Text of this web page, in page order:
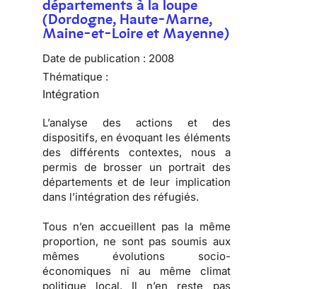
départements à la loupe
(Dordogne, Haute-Marne,
Maine-et-Loire et Mayenne)
Date de publication : 2008
Thématique :
Intégration
L’analyse des actions et des
dispositifs, en évoquant les éléments
des différents contextes, nous a
permis de brosser un portrait des
départementset de leur implication
dans l’intégration des réfugiés.
Tous n’en accueillent pas la même
proportion, ne sont pas soumis aux
mêmes évolutions socio-
économiques ni au même climat
politique local. Il n’en reste pas